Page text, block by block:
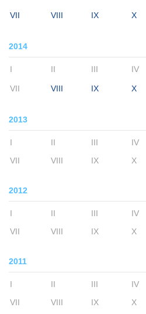
VII VIII IX X
2014
I II III IV
VII VIII IX X
2013
I II III IV
VII
VIII IX X
2012
I II III IV
VII
VIII IX X
2011
I II III IV
VII
VIII IX X